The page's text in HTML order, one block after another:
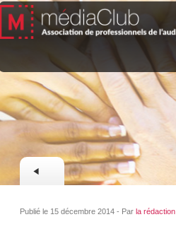
Publié le 15 décembre 2014 - Parla rédaction